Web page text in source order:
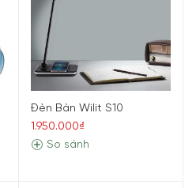
Đèn Bàn Wilit S10
1.950.000₫
So sánh